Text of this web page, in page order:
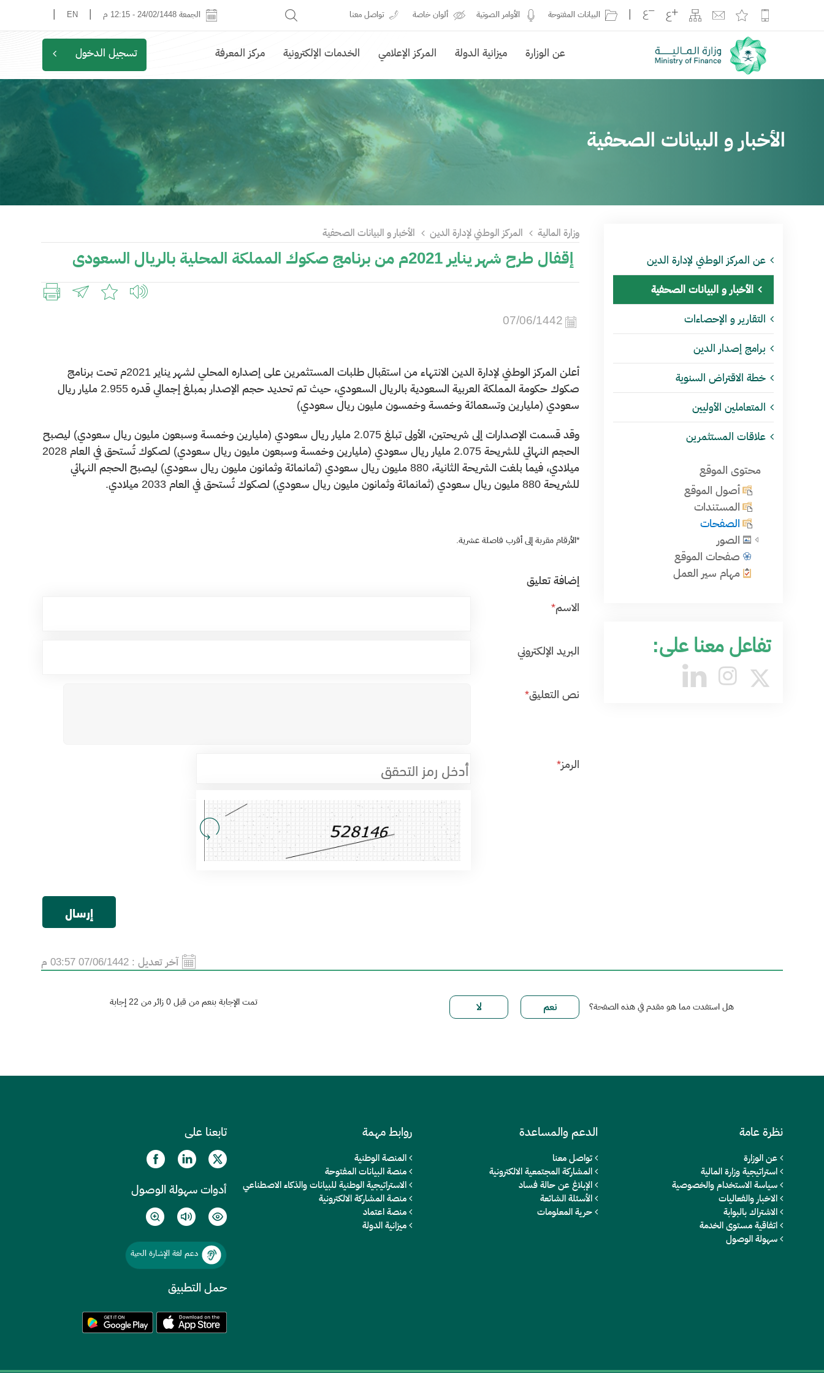
البيانات المفتوحة الأوامر الصوتية ألوان خاصة تواصل معنا EN الجمعة 24/02/1448 - 12:15 م
عن الوزارة ميزانية الدولة المركز الإعلامي الخدمات الإلكترونية مركز المعرفة تسجيل الدخول
الأخبار و البيانات الصحفية
عن المركز الوطني لإدارة الدين
الأخبار و البيانات الصحفية
التقارير و الإحصاءات
برامج إصدار الدين
خطة الاقتراض السنوية
المتعاملين الأوليين
علاقات المستثمرين
محتوى الموقع
أصول الموقع
المستندات
الصفحات
الصور
صفحات الموقع
مهام سير العمل
تفاعل معنا على:
وزارة المالية المركز الوطني لإدارة الدين الأخبار و البيانات الصحفية
إقفال طرح شهر يناير 2021م من برنامج صكوك المملكة المحلية بالريال السعودي
07/06/1442
أعلن المركز الوطني لإدارة الدين الانتهاء من استقبال طلبات المستثمرين على إصداره المحلي لشهر يناير 2021م تحت برنامج
صكوك حكومة المملكة العربية السعودية بالريال السعودي، حيث تم تحديد حجم الإصدار بمبلغ إجمالي قدره 2.955 مليار ريال
سعودي (مليارين وتسعمائة وخمسة وخمسون مليون ريال سعودي)
وقد قسمت الإصدارات إلى شريحتين، الأولى تبلغ 2.075 مليار ريال سعودي (مليارين وخمسة وسبعون مليون ريال سعودي) ليصبح
الحجم النهائي للشريحة 2.075 مليار ريال سعودي (مليارين وخمسة وسبعون مليون ريال سعودي) لصكوك تُستحق في العام 2028
ميلادي، فيما بلغت الشريحة الثانية، 880 مليون ريال سعودي (ثمانمائة وثمانون مليون ريال سعودي) ليصبح الحجم النهائي
للشريحة 880 مليون ريال سعودي (ثمانمائة وثمانون مليون ريال سعودي) لصكوك تُستحق في العام 2033 ميلادي.
*الأرقام مقربة إلى أقرب فاصلة عشرية.​
إضافة تعليق
الاسم*
البريد الإلكتروني
نص التعليق*
الرمز*
آخر تعديل : 07/06/1442 03:57 م
هل استفدت مما هو مقدم في هذه الصفحة؟ تمت الإجابة بنعم من قبل 0 زائر من 22 إجابة
نظرة عامة
عن الوزارة
استراتيجية وزارة المالية
سياسة الاستخدام والخصوصية
الاخبار والفعاليات
الاشتراك بالبوابة
اتفاقية مستوى الخدمة
سهولة الوصول
الدعم والمساعدة
تواصل معنا
المشاركة المجتمعية الالكترونية
الإبلاغ عن حالة فساد
الأسئلة الشائعة
حرية المعلومات
روابط مهمة
المنصة الوطنية
منصة البيانات المفتوحة
الاستراتيجية الوطنية للبيانات والذكاء الاصطناعي
منصة المشاركة الالكترونية
منصة اعتماد
ميزانية الدولة
تابعنا على
أدوات سهولة الوصول
دعم لغة الإشارة الحية
حمل التطبيق